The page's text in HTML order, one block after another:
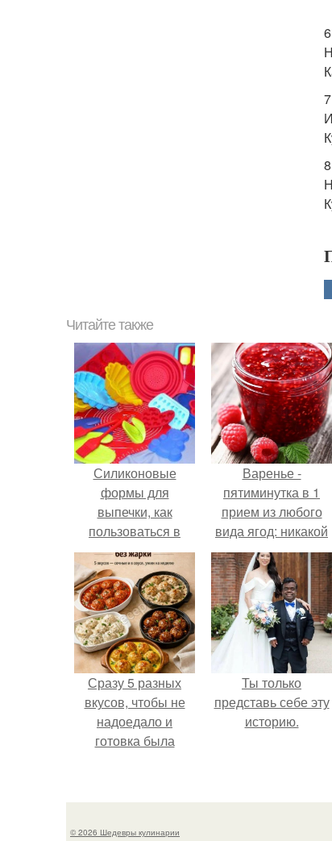
Читайте также
Силиконовые
формы для
выпечки, как
пользоваться в
духовке. 9 правил
использования
силиконовых
формам для
выпечки.
Варенье -
пятиминутка в 1
прием из любого
вида ягод: никакой
длительной варки,
все витамины на
месте!
Сразу 5 разных
вкусов, чтобы не
надоедало и
готовка была
Ты только
представь себе эту
историю.
© 2026 Шедевры кулинарии